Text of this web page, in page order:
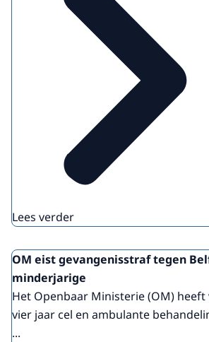
Lees verder
OM eist gevangenisstraf tegen
minderjarige
Het Openbaar Ministerie (OM)
vier jaar cel en ambulante
...